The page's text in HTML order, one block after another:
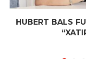
HUBERT BALS